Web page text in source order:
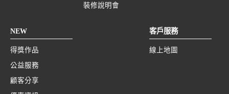
裝修說明會
NEW
得獎作品
公益服務
顧客分享
客戶服務
線上地圖